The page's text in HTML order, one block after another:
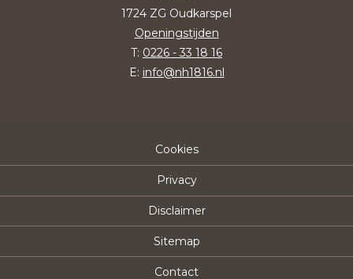
1724 ZG Oudkarspel
Openingstijden
T: 0226 - 33 18 16
E: info@nh1816.nl
Cookies
Privacy
Disclaimer
Sitemap
Contact